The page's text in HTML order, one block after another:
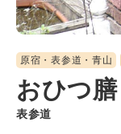
原宿・表参道・青山
おひつ
表参道